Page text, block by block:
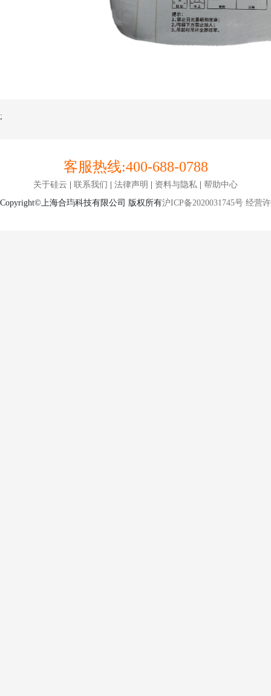
;
客服热线:400-688-0788
关于硅云 | 联系我们 | 法律声明 | 资料与隐私 | 帮助中心
Copyright©上海合玙科技有限公司 版权所有沪ICP备2020031745号 经营